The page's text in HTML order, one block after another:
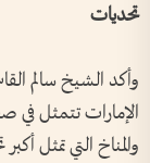
تحديات
وأكد الشيخ سالم
الإمارات تتمثل في
والمناخ التي تمثل